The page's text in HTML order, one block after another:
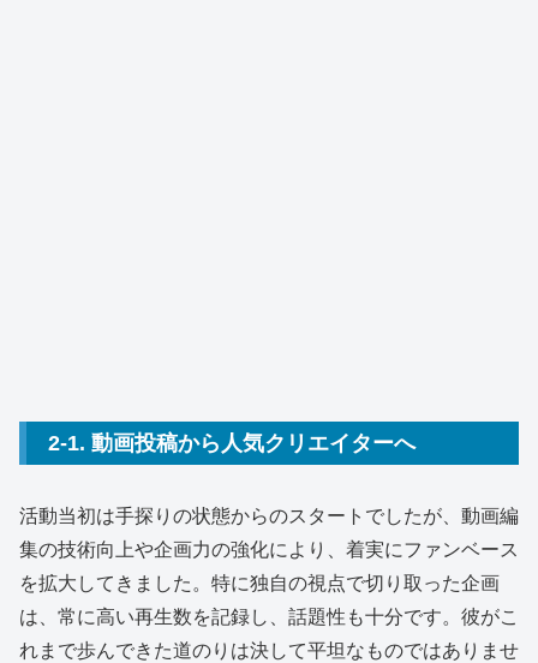
2-1. 動画投稿から人気クリエイターへ
活動当初は手探りの状態からのスタートでしたが、動画編
集の技術向上や企画力の強化により、着実にファンベース
を拡大してきました。特に独自の視点で切り取った企画
は、常に高い再生数を記録し、話題性も十分です。彼がこ
れまで歩んできた道のりは決して平坦なものではありませ